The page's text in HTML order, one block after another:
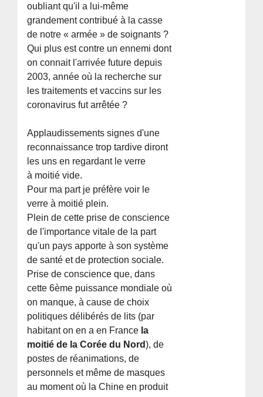
oubliant qu'il a lui-même
grandement contribué à la casse
de notre « armée » de soignants ?
Qui plus est contre un ennemi dont
on connait l'arrivée future depuis
2003, année où la recherche sur
les traitements et vaccins sur les
coronavirus fut arrêtée ?
Applaudissements signes d'une
reconnaissance trop tardive diront
les uns en regardant le verre
à moitié vide.
Pour ma part je préfère voir le
verre à moitié plein.
Plein de cette prise de conscience
de l'importance vitale de la part
qu'un pays apporte à son système
de santé et de protection sociale.
Prise de conscience que, dans
cette 6ème puissance mondiale où
on manque, à cause de choix
politiques délibérés de lits (par
habitant on en a en France la
moitié de la Corée du Nord), de
postes de réanimations, de
personnels et même de masques
au moment où la Chine en produit